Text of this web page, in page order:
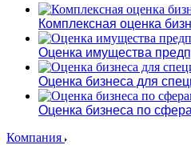
Комплексная оценка
Оценка имущества
Оценка бизнеса для
Оценка бизнеса по
Компания